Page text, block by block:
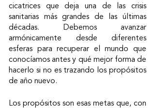
cicatrices que deja una de las crisis
sanitarias más grandes de las últimas
décadas. Debemos avanzar
armónicamente desde diferentes
esferas para recuperar el mundo que
conocíamos antes y qué mejor forma de
hacerlo si no es trazando los propósitos
de año nuevo.
Los propósitos son esas metas que, con